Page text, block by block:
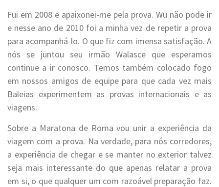
Fui em 2008 e apaixonei-me pela prova. Wu não pode ir
e nesse ano de 2010 foi a minha vez de repetir a prova
para acompanhá-lo. O que fiz com imensa satisfação. A
nós se juntou seu irmão Walasce que esperamos
continue a ir conosco. Temos também colocado fogo
em nossos amigos de equipe para que cada vez mais
Baleias experimentem as provas internacionais e as
viagens.
Sobre a Maratona de Roma vou unir a experiência da
viagem com a prova. Na verdade, para nós corredores,
a experiência de chegar e se manter no exterior talvez
seja mais interessante do que apenas relatar a prova
em si, o que qualquer um com razoável preparação faz.